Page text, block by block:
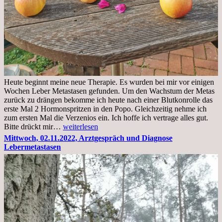
Heute beginnt meine neue Therapie. Es wurden bei mir vor einigen
Wochen Leber Metastasen gefunden. Um den Wachstum der Metas
zurück zu drängen bekomme ich heute nach einer Blutkonrolle das
erste Mal 2 Hormonspritzen in den Popo. Gleichzeitig nehme ich
zum ersten Mal die Verzenios ein. Ich hoffe ich vertrage alles gut.
Bitte drückt mir… Mittwoch,
09.11.2022
weiterlesen
Mittwoch, 02.11.2022, Arztgespräch und Diagnose
Lebermetastasen